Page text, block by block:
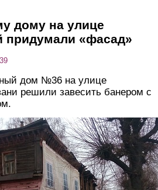
дому на улице
придумали «фасад»
дом №36 на улице
решили завесить банером с